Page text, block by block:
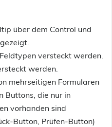
über dem Control und
versteckt werden.
werden.
mehrseitigen Formularen
Buttons, die nur in
vorhanden sind
Button, Prüfen-Button)